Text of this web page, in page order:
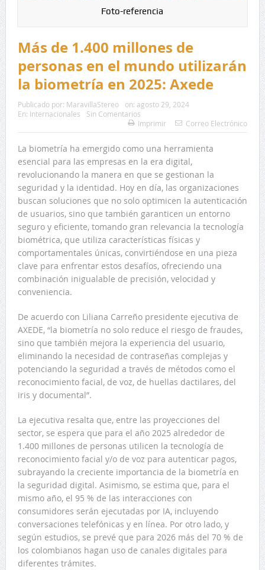
Foto-referencia
Más de 1.400 millones de
personas en el mundo utilizarán
la biometría en 2025: Axede
Publicado por: MaravillaStereo on: agosto 29, 2024
En: Internacionales
Sin Comentarios
Imprimir
Correo Electrónico
La biometría ha emergido como una herramienta
esencial para las empresas en la era digital,
revolucionando la manera en que se gestionan la
seguridad y la identidad. Hoy en día, las organizaciones
buscan soluciones que no solo optimicen la autenticación
de usuarios, sino que también garanticen un entorno
seguro y eficiente, tomando gran relevancia la tecnología
biométrica, que utiliza características físicas y
comportamentales únicas, convirtiéndose en una pieza
clave para enfrentar estos desafíos, ofreciendo una
combinación inigualable de precisión, velocidad y
conveniencia.
De acuerdo con Liliana Carreño presidente ejecutiva de
AXEDE, “la biometría no solo reduce el riesgo de fraudes,
sino que también mejora la experiencia del usuario,
eliminando la necesidad de contraseñas complejas y
potenciando la seguridad a través de métodos como el
reconocimiento facial, de voz, de huellas dactilares, del
iris y documental”.
La ejecutiva resalta que, entre las proyecciones del
sector, se espera que para el año 2025 alrededor de
1.400 millones de personas utilicen la tecnología de
reconocimiento facial y/o de voz para autenticar pagos,
subrayando la creciente importancia de la biometría en
la seguridad digital. Asimismo, se estima que, para el
mismo año, el 95 % de las interacciones con
consumidores serán ejecutadas por IA, incluyendo
conversaciones telefónicas y en línea. Por otro lado, y
según estudios, se prevé que para 2026 más del 70 % de
los colombianos hagan uso de canales digitales para
diferentes trámites.